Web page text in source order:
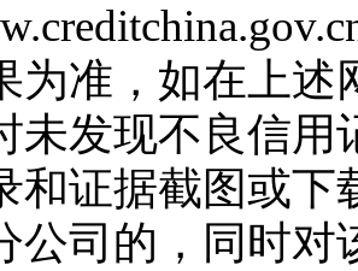
为准，如在上述
未发现不良信
和证据截图或
公司的，同时